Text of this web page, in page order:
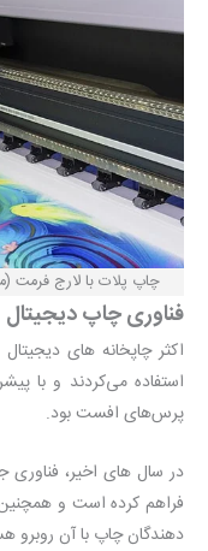
چاپ پلات با لارج
فناوری چاپ دیجیتال
اکثر چاپخانه های
استفاده می‌کردند و با
پرس‌های افست بود.
در سال های اخیر،
فراهم کرده است و
دهندگان چاپ با آن روبرو